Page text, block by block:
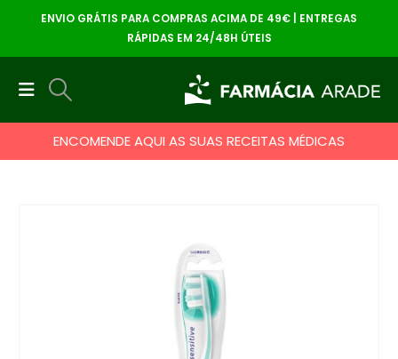
ENVIO GRÁTIS PARA COMPRAS ACIMA DE 49€ | ENTREGAS
RÁPIDAS EM 24/48H ÚTEIS
ENCOMENDE AQUI AS SUAS RECEITAS MÉDICAS